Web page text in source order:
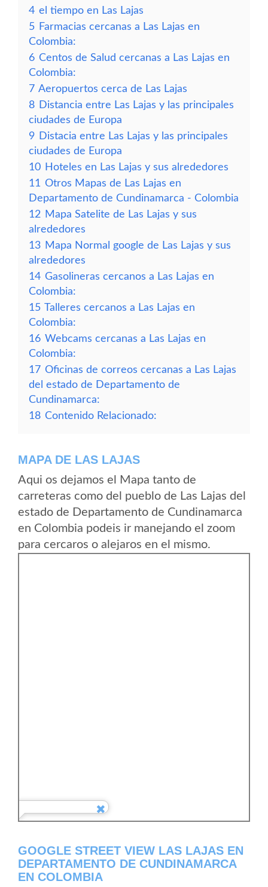
4 el tiempo en Las Lajas
5 Farmacias cercanas a Las Lajas en
Colombia:
6 Centos de Salud cercanas a Las Lajas en
Colombia:
7 Aeropuertos cerca de Las Lajas
8 Distancia entre Las Lajas y las principales
ciudades de Europa
9 Distacia entre Las Lajas y las principales
ciudades de Europa
10 Hoteles en Las Lajas y sus alrededores
11 Otros Mapas de Las Lajas en
Departamento de Cundinamarca - Colombia
12 Mapa Satelite de Las Lajas y sus
alrededores
13 Mapa Normal google de Las Lajas y sus
alrededores
14 Gasolineras cercanos a Las Lajas en
Colombia:
15 Talleres cercanos a Las Lajas en
Colombia:
16 Webcams cercanas a Las Lajas en
Colombia:
17 Oficinas de correos cercanas a Las Lajas
del estado de Departamento de
Cundinamarca:
18 Contenido Relacionado:
MAPA DE LAS LAJAS
Aqui os dejamos el Mapa tanto de
carreteras como del pueblo de Las Lajas del
estado de Departamento de Cundinamarca
en Colombia podeis ir manejando el zoom
para cercaros o alejaros en el mismo.
GOOGLE STREET VIEW LAS LAJAS EN
DEPARTAMENTO DE CUNDINAMARCA
EN COLOMBIA